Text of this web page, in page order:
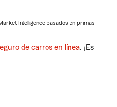
Intelligence basados en primas
de carros en línea. ¡Es